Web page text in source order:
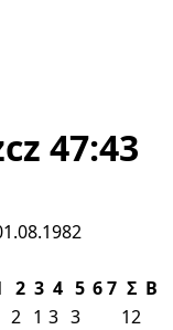
47:43
2 3 4 5 67 Σ B
2 1 3 3
12